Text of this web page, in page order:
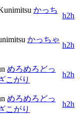
かっち
h2h
かっちゃ
h2h
めろめろどっ
こがり
h2h
めろめろどっ
こがり
h2h